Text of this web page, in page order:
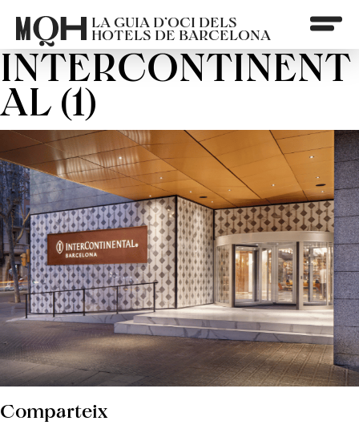
LA GUIA D’OCI DELS
HOTELS DE BARCELONA
INTERCONTINENT
AL (1)
Comparteix